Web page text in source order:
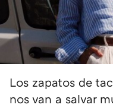
Los zapatos de
nos van a salvar